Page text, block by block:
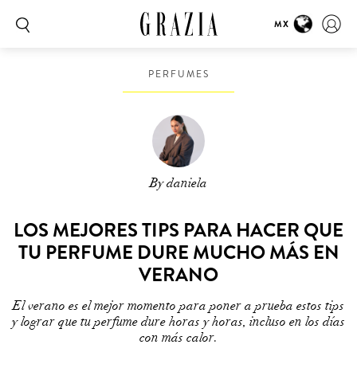
MX
PERFUMES
By daniela
LOS MEJORES TIPS PARA HACER QUE
TU PERFUME DURE MUCHO MÁS EN
VERANO
El verano es el mejor momento para poner a prueba estos tips
y lograr que tu perfume dure horas y horas, incluso en los días
con más calor.